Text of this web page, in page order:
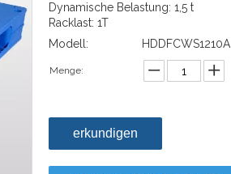
Dynamische Belastung: 1,5 t
Racklast: 1T
Modell:
HDDFCWS1210A
Menge:
erkundigen